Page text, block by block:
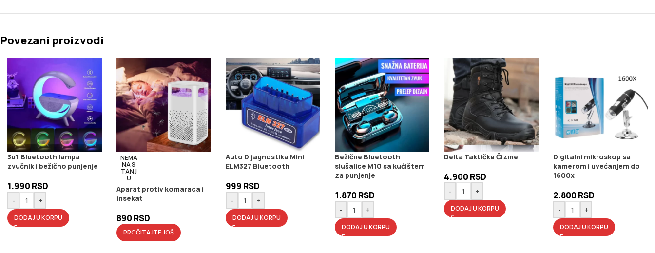
Povezani proizvodi
3u1 Bluetooth lampa
zvučnik i bežično punjenje
1.990 RSD
- +
DODAJ U KORPU
NEMA
NA S
TANJ
U
Aparat protiv komaraca i
insekat
890 RSD
PROČITAJTE JOŠ
Auto Dijagnostika Mini
ELM327 Bluetooth
999 RSD
- +
DODAJ U KORPU
Bežične Bluetooth
slušalice M10 sa kućištem
za punjenje
1.870 RSD
- +
DODAJ U KORPU
Delta Taktičke Čizme
4.900 RSD
- +
DODAJ U KORPU
Digitalni mikroskop sa
kamerom i uvećanjem do
1600x
2.800 RSD
- +
DODAJ U KORPU